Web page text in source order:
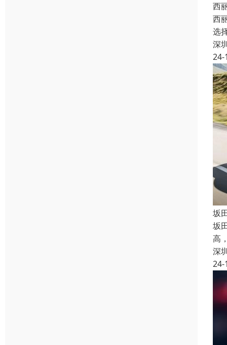
西
西
选
深
24-
坂
坂
高
深
24-